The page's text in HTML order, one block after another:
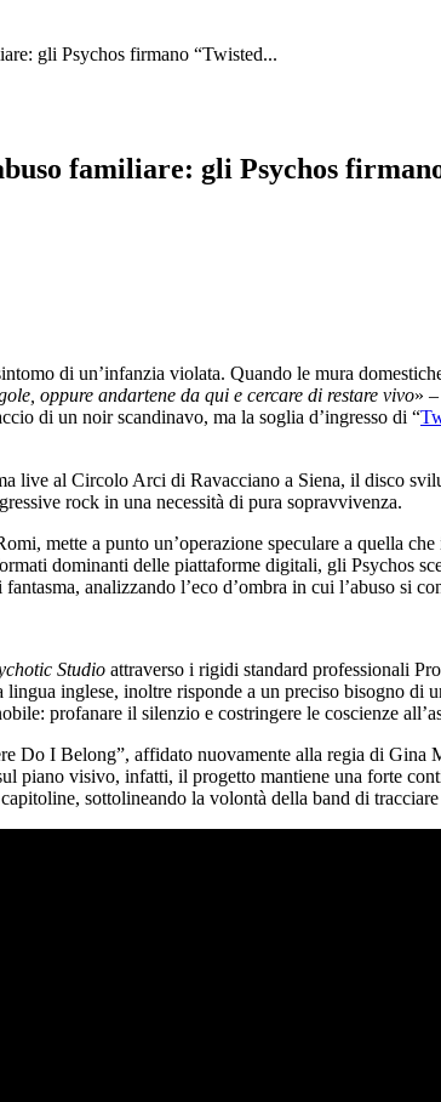
gli Psychos firmano “Twisted...
familiare: gli Psychos
di un’infanzia violata. Quando le mura
oppure andartene da qui e cercare di restare vivo»
di un noir scandinavo, ma la soglia d’ingresso di “
live al Circolo Arci di Ravacciano a Siena, il disco
rock in una necessità di pura sopravvivenza.
mette a punto un’operazione speculare a quella
dominanti delle piattaforme digitali, gli Psychos
analizzando l’eco d’ombra in cui l’abuso si
Studio attraverso i rigidi standard professionali
inglese, inoltre risponde a un preciso bisogno di
profanare il silenzio e costringere le coscienze
Do I Belong”, affidato nuovamente alla regia di
piano visivo, infatti, il progetto mantiene una forte
sottolineando la volontà della band di